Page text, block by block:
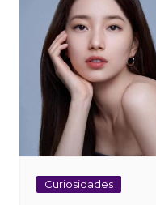
Curiosidades